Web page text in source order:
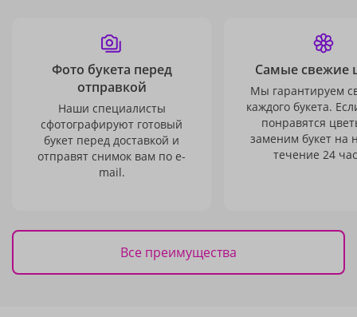
Фото букета перед
отправкой
Наши специалисты
сфотографируют готовый
букет перед доставкой и
отправят снимок вам по e-
mail.
Самые свежие
Мы гарантируем
каждого букета.
понравятся
заменим букет на
течение 24
Все преимущества